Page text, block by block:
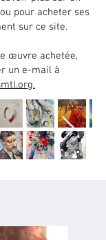
pour acheter ses
sur ce site.
œuvre achetée,
un e-mail à